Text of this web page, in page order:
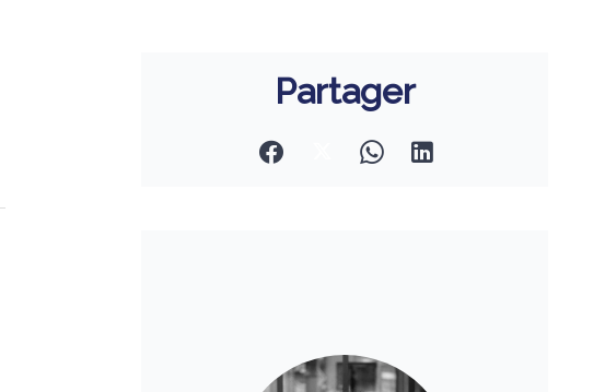
Partager